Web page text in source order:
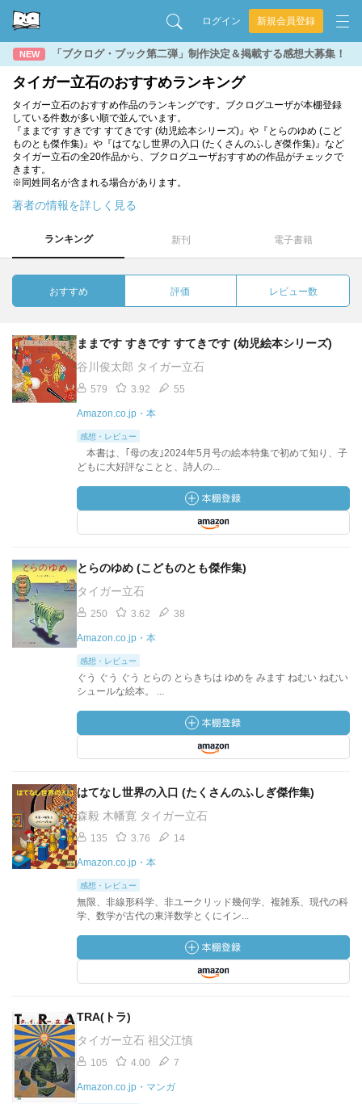
ログイン 新規会員登録
NEW 「ブクログ・ブック第二弾」制作決定＆掲載する感想大募集！
タイガー立石のおすすめランキング
タイガー立石のおすすめ作品のランキングです。ブクログユーザが本棚登録
している件数が多い順で並んでいます。
『ままです すきです すてきです (幼児絵本シリーズ)』や『とらのゆめ (こど
ものとも傑作集)』や『はてなし世界の入口 (たくさんのふしぎ傑作集)』など
タイガー立石の全20作品から、ブクログユーザおすすめの作品がチェックで
きます。
※同姓同名が含まれる場合があります。
著者の情報を詳しく見る
ランキング 新刊 電子書籍
おすすめ 評価 レビュー数
ままです すきです すてきです (幼児絵本シリーズ)
谷川俊太郎 タイガー立石
579 3.92 55
Amazon.co.jp・本
感想・レビュー
本書は、｢母の友｣2024年5月号の絵本特集で初めて知り、子
どもに大好評なことと、詩人の...
とらのゆめ (こどものとも傑作集)
タイガー立石
250 3.62 38
Amazon.co.jp・本
感想・レビュー
ぐう ぐう ぐう とらの とらきちは ゆめを みます ねむい ねむい
シュールな絵本。 ...
はてなし世界の入口 (たくさんのふしぎ傑作集)
森毅 木幡寛 タイガー立石
135 3.76 14
Amazon.co.jp・本
感想・レビュー
無限、非線形科学、非ユークリッド幾何学、複雑系、現代の科
学、数学が古代の東洋数学とくにイン...
TRA(トラ)
タイガー立石 祖父江慎
105 4.00 7
Amazon.co.jp・マンガ